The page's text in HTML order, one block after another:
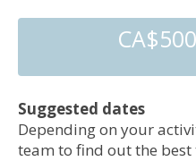
CA$500
Suggested dates
Depending on your
team to find out the